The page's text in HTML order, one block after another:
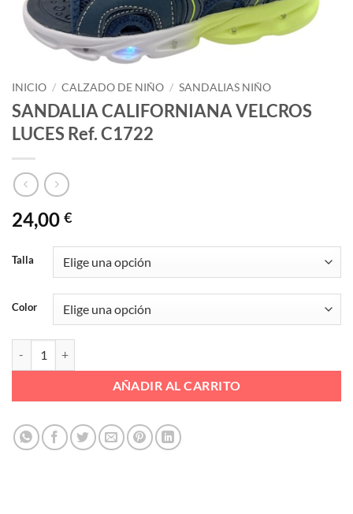
INICIO / CALZADO DE NIÑO / SANDALIAS NIÑO
SANDALIA CALIFORNIANA VELCROS
LUCES Ref. C1722
24,00 €
Talla
Color
AÑADIR AL CARRITO